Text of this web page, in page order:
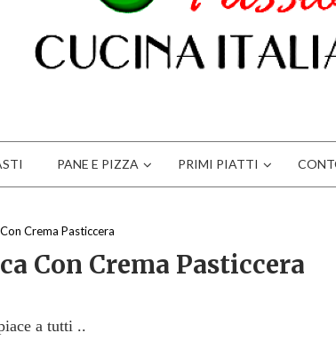
PANE E PIZZA PRIMI PIATTI
Crema Pasticcera
Con Crema Pasticcera
a tutti ..